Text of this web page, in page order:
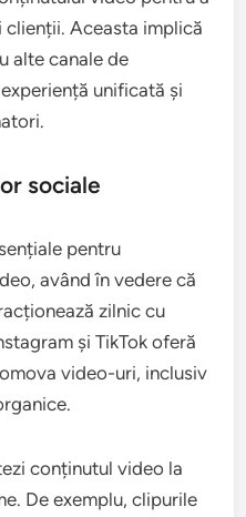
Aceasta implică
alte canale de
unificată și
sociale
pentru
având în vedere că
zilnic cu
și TikTok oferă
video-uri, inclusiv
conținutul video la
De exemplu, clipurile